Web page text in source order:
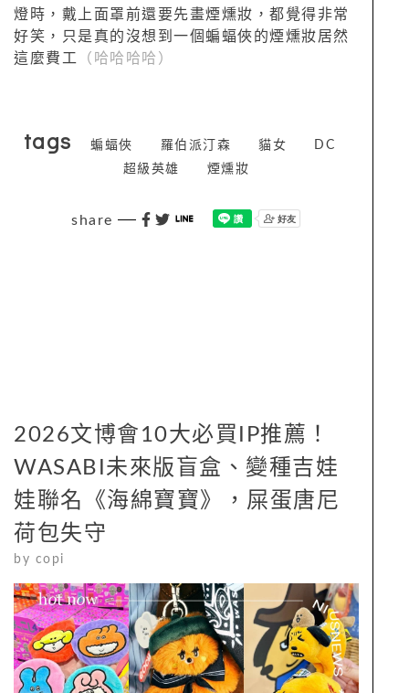
燈時，戴上面罩前還要先畫煙燻妝，都覺得非常
好笑，只是真的沒想到一個蝙蝠俠的煙燻妝居然
這麼費工
（哈哈哈哈）
tags 蝙蝠俠 羅伯派汀森 貓女
DC
超級英雄
煙燻妝
share
2026文博會10大必買IP推薦！
WASABI未來版盲盒、變種吉娃
娃聯名《海綿寶寶》，屎蛋唐尼
荷包失守
by copi